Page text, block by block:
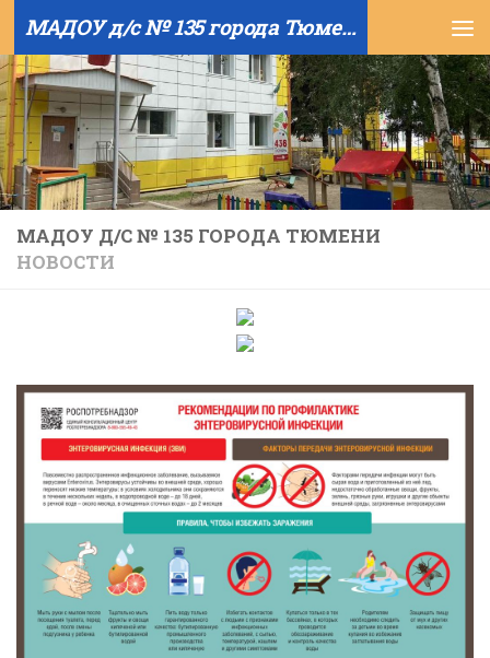
Skip to content МАДОУ д/с № 135 города Тюмени
МАДОУ Д/С № 135 ГОРОДА ТЮМЕНИ
НОВОСТИ